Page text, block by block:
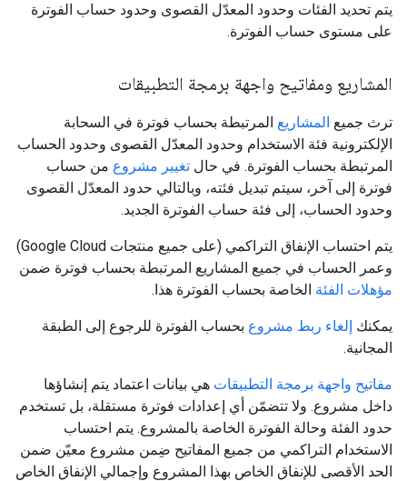
يتم تحديد الفئات وحدود المعدّل القصوى وحدود حساب الفوترة
على مستوى حساب الفوترة.
المشاريع ومفاتيح واجهة برمجة التطبيقات
ترث جميع المشاريع المرتبطة بحساب فوترة في السحابة
الإلكترونية فئة الاستخدام وحدود المعدّل القصوى وحدود الحساب
المرتبطة بحساب الفوترة. في حال تغيير مشروع من حساب
فوترة إلى آخر، سيتم تبديل فئته، وبالتالي حدود المعدّل القصوى
وحدود الحساب، إلى فئة حساب الفوترة الجديد.
يتم احتساب الإنفاق التراكمي (على جميع منتجات Google Cloud)
وعمر الحساب في جميع المشاريع المرتبطة بحساب فوترة ضمن
مؤهلات الفئة الخاصة بحساب الفوترة هذا.
يمكنك إلغاء ربط مشروع بحساب الفوترة للرجوع إلى الطبقة
المجانية.
مفاتيح واجهة برمجة التطبيقات هي بيانات اعتماد يتم إنشاؤها
داخل مشروع. ولا تتضمّن أي إعدادات فوترة مستقلة، بل تستخدم
حدود الفئة وحالة الفوترة الخاصة بالمشروع. يتم احتساب
الاستخدام التراكمي من جميع المفاتيح ضِمن مشروع معيّن ضمن
الحد الأقصى للإنفاق الخاص بهذا المشروع وإجمالي الإنفاق الخاص